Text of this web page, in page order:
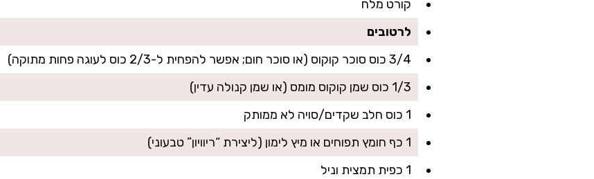
קורט מלח
לרטובים
3/4 כוס סוכר קוקוס (או סוכר חום; אפשר להפחית ל-2/3 כוס לעוגה פחות מתוקה)
1/3 כוס שמן קוקוס מומס (או שמן קנולה עדין)
1 כוס חלב שקדים/סויה לא ממותק
1 כף חומץ תפוחים או מיץ לימון (ליצירת “ריוויון” טבעוני)
1 כפית תמצית וניל